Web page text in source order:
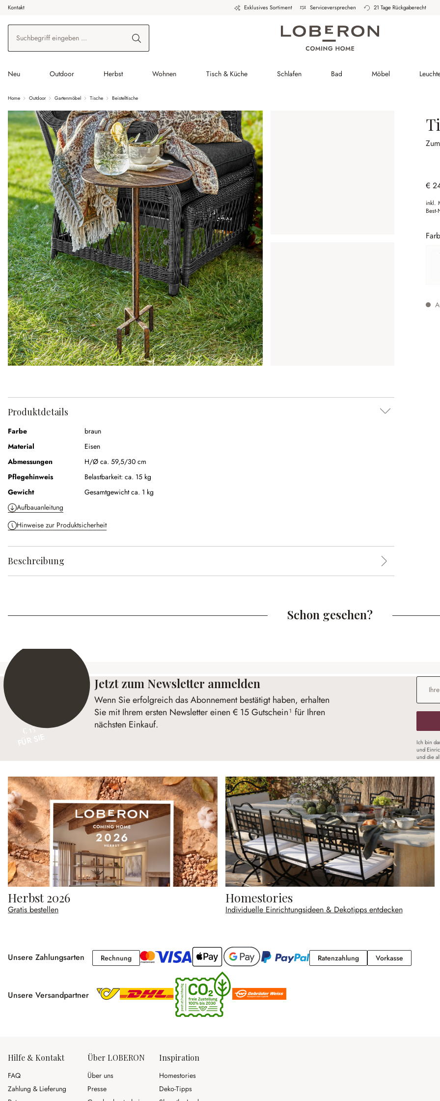
Hauptinhalt springen
Zur Suche springen
Zur Hauptnavigation springen
Kontakt Exklusives Sortiment Serviceversprechen 21 Tage Rückgaberecht
Neu Outdoor Herbst Wohnen Tisch & Küche Schlafen Bad Möbel
Home Outdoor Gartenmöbel Tische Beistelltische
€
inkl.
Best-
Produktdetails
Farbe
braun
Material
Eisen
Abmessungen
H/Ø ca. 59,5/30 cm
Pflegehinweis
Belastbarkeit: ca. 15 kg
Gewicht
Gesamtgewicht ca. 1 kg
Aufbauanleitung
Hinweise zur Produktsicherheit
Beschreibung
Schon gesehen?
€ 15
Jetzt zum Newsletter anmelden
Wenn Sie erfolgreich das Abonnement bestätigt haben, erhalten
Sie mit Ihrem ersten Newsletter einen € 15 Gutschein¹ für Ihren
nächsten Einkauf.
E-Mail-
Ich bin
und
und die
Herbst 2026
Gratis bestellen
Homestories
Individuelle Einrichtungsideen & Dekotipps entdecken
Unsere Zahlungsarten RechnungRechnung RatenzahlungRatenzahlung
VorkasseVorkasse
Unsere Versandpartner
Hilfe & Kontakt
FAQ
Zahlung & Lieferung
Über LOBERON
Über uns
Presse
Inspiration
Homestories
Deko-Tipps